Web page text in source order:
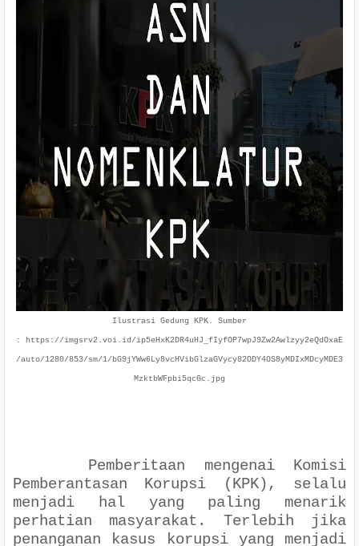
Ilustrasi Gedung KPK. Sumber
: https://imgsrv2.voi.id/ip5eHxK2DR4uHJ_fIyfOP7wpJ9Zw2Awlzyy2eQdOxaE
/auto/1280/853/sm/1/bG9jYWw6Ly8vcHVibGlzaGVycy82ODY4OS8yMDIxMDcyMDE3
MzktbWFpbi5qcGc.jpg
Pemberitaan mengenai Komisi
Pemberantasan Korupsi (KPK), selalu
menjadi hal yang paling menarik
perhatian masyarakat. Terlebih jika
penanganan kasus korupsi yang menjadi